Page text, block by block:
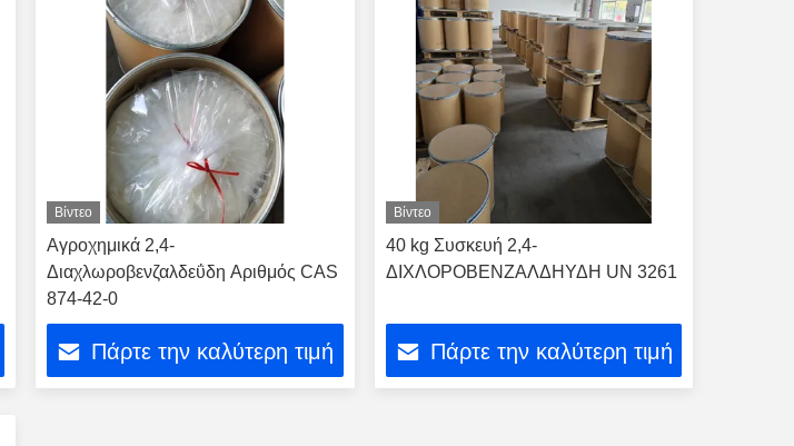
Βίντεο
Αγροχημικά 2,4-
Διαχλωροβενζαλδεΰδη Αριθμός CAS
874-42-0
Πάρτε την καλύτερη τιμή
Βίντεο
40 kg Συσκευή 2,4-
ΔΙΧΛΟΡΟΒΕΝΖΑΛΔΗΥΔΗ UN 3261
Πάρτε την καλύτερη τιμή